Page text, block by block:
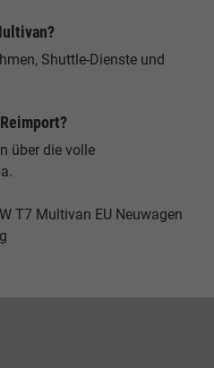
Shuttle-Dienste und
über die volle
T7 Multivan EU Neuwagen